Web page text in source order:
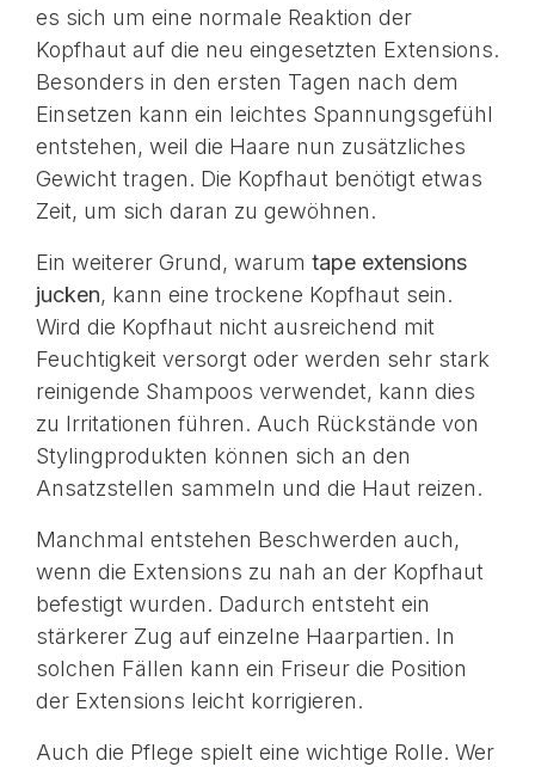
es sich um eine normale Reaktion der
Kopfhaut auf die neu eingesetzten Extensions.
Besonders in den ersten Tagen nach dem
Einsetzen kann ein leichtes Spannungsgefühl
entstehen, weil die Haare nun zusätzliches
Gewicht tragen. Die Kopfhaut benötigt etwas
Zeit, um sich daran zu gewöhnen.
Ein weiterer Grund, warum tape extensions
jucken, kann eine trockene Kopfhaut sein.
Wird die Kopfhaut nicht ausreichend mit
Feuchtigkeit versorgt oder werden sehr stark
reinigende Shampoos verwendet, kann dies
zu Irritationen führen. Auch Rückstände von
Stylingprodukten können sich an den
Ansatzstellen sammeln und die Haut reizen.
Manchmal entstehen Beschwerden auch,
wenn die Extensions zu nah an der Kopfhaut
befestigt wurden. Dadurch entsteht ein
stärkerer Zug auf einzelne Haarpartien. In
solchen Fällen kann ein Friseur die Position
der Extensions leicht korrigieren.
Auch die Pflege spielt eine wichtige Rolle. Wer